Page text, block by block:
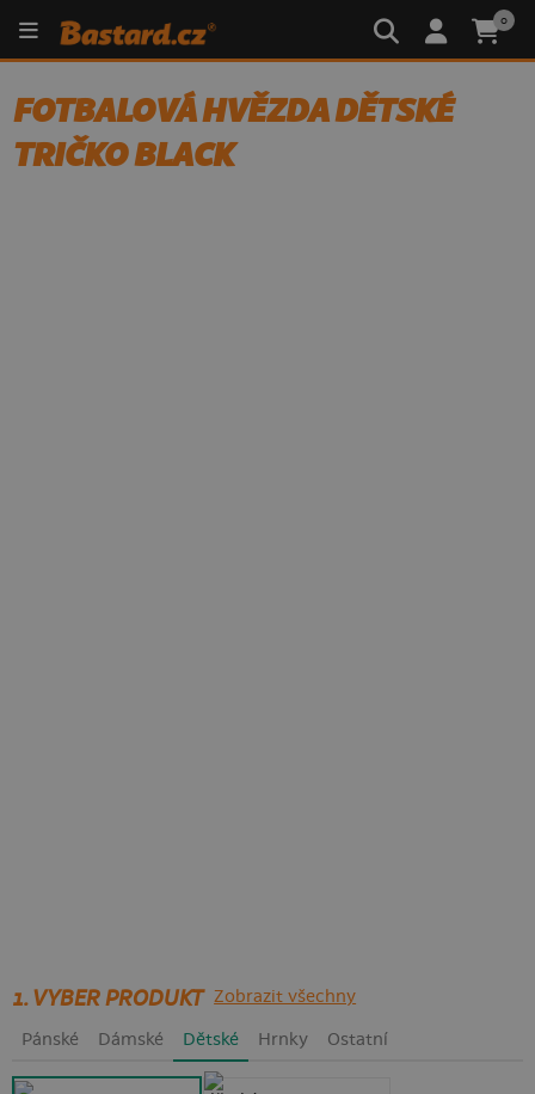
0
FOTBALOVÁ HVĚZDA DĚTSKÉ
TRIČKO BLACK
1. VYBER PRODUKT Zobrazit všechny
Pánské Dámské Dětské Hrnky Ostatní